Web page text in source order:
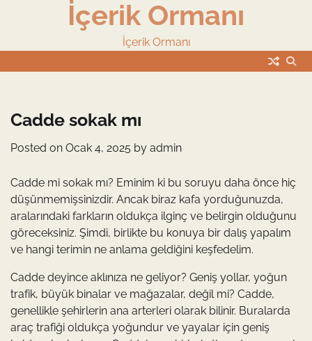
İçerik Ormanı
İçerik Ormanı
Cadde sokak mı
Posted on Ocak 4, 2025 by admin
Cadde mi sokak mı? Eminim ki bu soruyu daha önce hiç
düşünmemişsinizdir. Ancak biraz kafa yorduğunuzda,
aralarındaki farkların oldukça ilginç ve belirgin olduğunu
göreceksiniz. Şimdi, birlikte bu konuya bir dalış yapalım
ve hangi terimin ne anlama geldiğini keşfedelim.
Cadde deyince aklınıza ne geliyor? Geniş yollar, yoğun
trafik, büyük binalar ve mağazalar, değil mi? Cadde,
genellikle şehirlerin ana arterleri olarak bilinir. Buralarda
araç trafiği oldukça yoğundur ve yayalar için geniş